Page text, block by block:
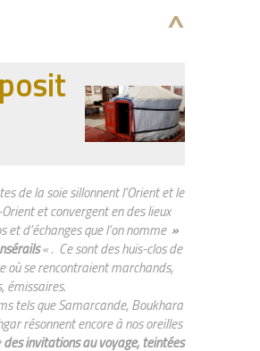
^
de la soie sillonnent l’Orient et le
et convergent en des lieux
et d’échanges que l’on nomme »
« . Ce sont des huis-clos de
où se rencontraient marchands,
émissaires.
tels que Samarcande, Boukhara
résonnent encore à nos oreilles
des invitations au voyage, teintées